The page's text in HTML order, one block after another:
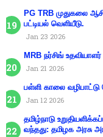
PG TRB முதுகலை
பட்டியல் வெளியீடு.
Jan 23 2026
MRB நர்சிங்
Jan 21 2026
பள்ளி காலை
Jan 12 2026
தமிழ்நாடு
வந்தது: தமிழக அரசு